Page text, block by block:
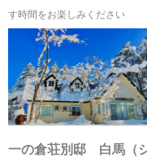
す時間をお楽しみください
一の倉荘別邸 白馬（シ